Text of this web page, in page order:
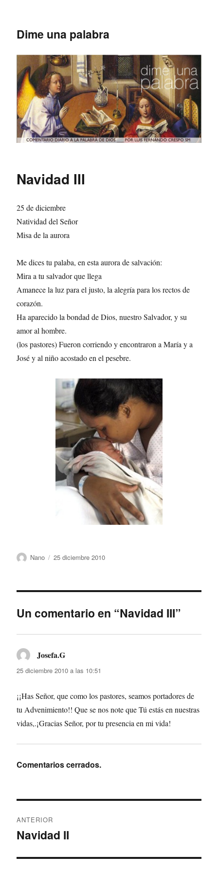
Dime una palabra
Navidad III
25 de diciembre
Natividad del Señor
Misa de la aurora
Me dices tu palaba, en esta aurora de salvación:
Mira a tu salvador que llega
Amanece la luz para el justo, la alegría para los rectos de
corazón.
Ha aparecido la bondad de Dios, nuestro Salvador, y su
amor al hombre.
(los pastores) Fueron corriendo y encontraron a María y a
José y al niño acostado en el pesebre.
Autor
Nano
Publicado
25 diciembre 2010
Un comentario en “Navidad III”
Josefa.G
25 diciembre 2010 a las 10:51
¡¡Has Señor, que como los pastores, seamos portadores de
tu Advenimiento!! Que se nos note que Tú estás en nuestras
vidas,.¡Gracias Señor, por tu presencia en mi vida!
Comentarios cerrados.
de
ANTERIOR
Entrada
Navidad II